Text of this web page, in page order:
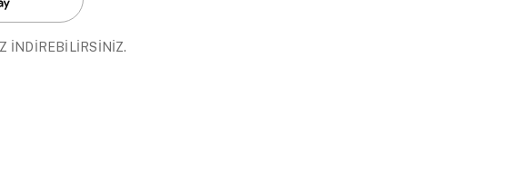
İNDİREBİLİRSİNİZ.